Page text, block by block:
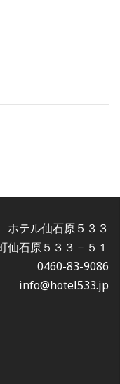
ホテル仙石原５３３
仙石原５３３－５１
0460-83-9086
info@hotel533.jp